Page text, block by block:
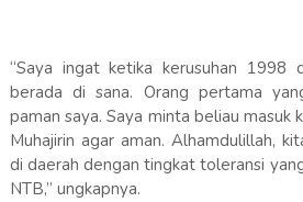
“Saya ingat ketika kerusuhan 1998
berada di sana. Orang pertama
paman saya. Saya minta beliau
Muhajirin agar aman. Alhamdulillah,
di daerah dengan tingkat toleransi
NTB,” ungkapnya.